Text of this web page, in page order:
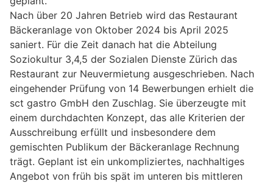
Nach über 20 Jahren Betrieb wird das Restaurant
Bäckeranlage von Oktober 2024 bis April 2025
saniert. Für die Zeit danach hat die Abteilung
Soziokultur 3,4,5 der Sozialen Dienste Zürich das
Restaurant zur Neuvermietung ausgeschrieben. Nach
eingehender Prüfung von 14 Bewerbungen erhielt die
sct gastro GmbH den Zuschlag. Sie überzeugte mit
einem durchdachten Konzept, das alle Kriterien der
Ausschreibung erfüllt und insbesondere dem
gemischten Publikum der Bäckeranlage Rechnung
trägt. Geplant ist ein unkompliziertes, nachhaltiges
Angebot von früh bis spät im unteren bis mittleren